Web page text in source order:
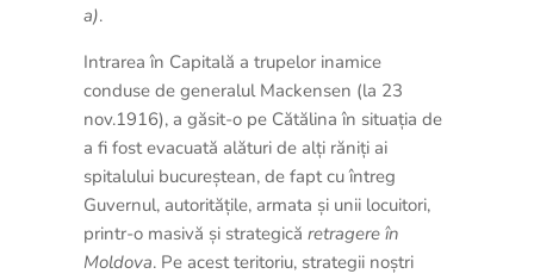
a).
Intrarea în Capitală a trupelor inamice
conduse de generalul Mackensen (la 23
nov.1916), a găsit-o pe Cătălina în situația de
a fi fost evacuată alături de alți răniți ai
spitalului bucureștean, de fapt cu întreg
Guvernul, autoritățile, armata și unii locuitori,
printr-o masivă și strategică retragere în
Moldova. Pe acest teritoriu, strategii noștri